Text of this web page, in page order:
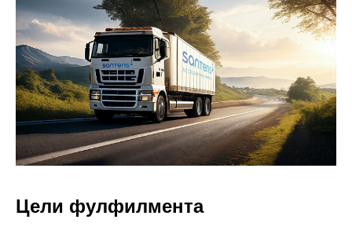
Цели фулфилмента